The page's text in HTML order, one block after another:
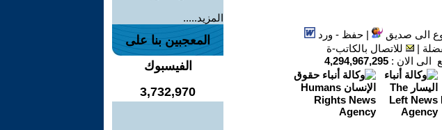
الى صديق |حفظ - ورد
|
للاتصال بالكاتب-ة
الى الان : 4,294,967,295
المزيد.....
المعجبين بنا على
الفيسبوك
3,732,970